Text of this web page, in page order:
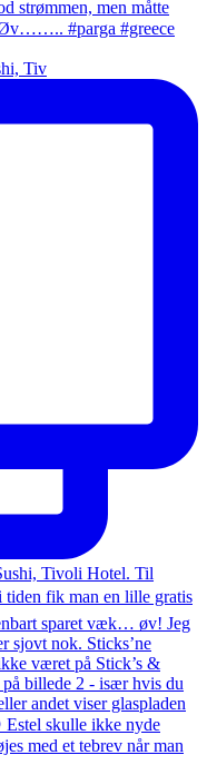
Tiv